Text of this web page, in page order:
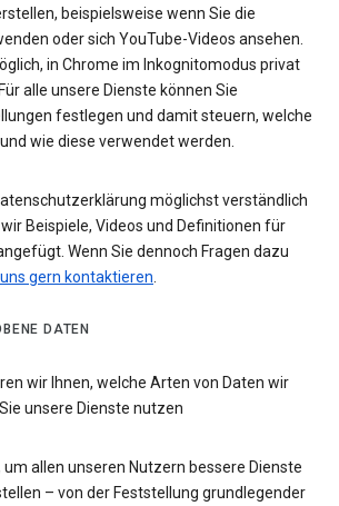
beispielsweise wenn Sie die
oder sich YouTube-Videos ansehen.
in Chrome im Inkognitomodus privat
alle unsere Dienste können Sie
festlegen und damit steuern, welche
wie diese verwendet werden.
möglichst verständlich
Beispiele, Videos und Definitionen für
Wenn Sie dennoch Fragen dazu
gern kontaktieren.
DATEN
wir Ihnen, welche Arten von Daten wir
unsere Dienste nutzen
um allen unseren Nutzern bessere Dienste
– von der Feststellung grundlegender